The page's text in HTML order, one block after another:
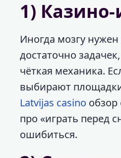
1)
Иногда мозгу
достаточно
чёткая механика.
выбирают
Latvijas casino
про «играть перед
ошибиться.